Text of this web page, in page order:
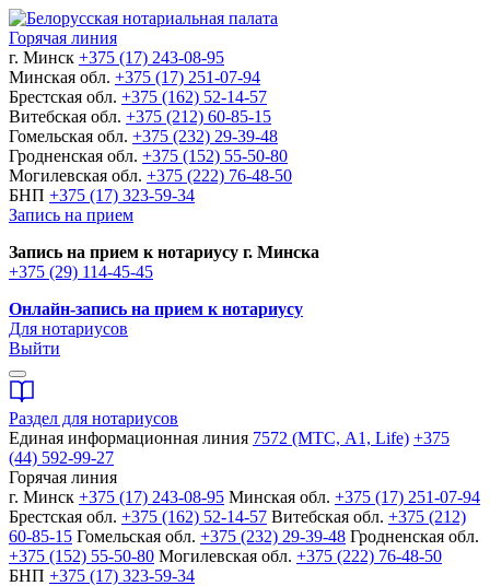
Горячая линия
г. Минск +375 (17) 243-08-95
Минская обл. +375 (17) 251-07-94
Брестская обл. +375 (162) 52-14-57
Витебская обл. +375 (212) 60-85-15
Гомельская обл. +375 (232) 29-39-48
Гродненская обл. +375 (152) 55-50-80
Могилевская обл. +375 (222) 76-48-50
БНП +375 (17) 323-59-34
Запись на прием
Запись на прием к нотариусу г. Минска
+375 (29) 114-45-45
Онлайн-запись на прием к нотариусу
Для нотариусов
Выйти
Раздел для нотариусов
Единая информационная линия 7572 (МТС, A1, Life) +375
(44) 592-99-27
Горячая линия
г. Минск +375 (17) 243-08-95 Минская обл. +375 (17) 251-07-94
Брестская обл. +375 (162) 52-14-57 Витебская обл. +375 (212)
60-85-15 Гомельская обл. +375 (232) 29-39-48 Гродненская обл.
+375 (152) 55-50-80 Могилевская обл. +375 (222) 76-48-50
БНП +375 (17) 323-59-34